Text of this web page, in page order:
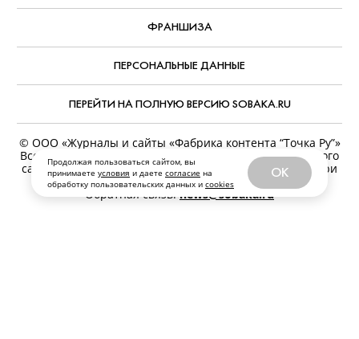
Продолжая пользоваться сайтом, вы
принимаете условия и даете согласие на
обработку пользовательских данных и cookies
OK
ФРАНШИЗА
ПЕРСОНАЛЬНЫЕ ДАННЫЕ
ПЕРЕЙТИ НА ПОЛНУЮ ВЕРСИЮ SOBAKA.RU
© ООО «Журналы и сайты «Фабрика контента “Точка Ру”»
Все права защищены. Перепечатка материалов данного
сайта возможна только с письменного разрешения. При
цитировании ссылка на www.sobaka.ru обязательна.
Обратная связь:news@sobaka.ru